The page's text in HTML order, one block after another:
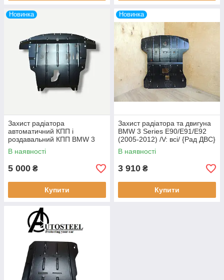
Новинка
Захист радіатора
автоматичний КПП і
роздавальний КПП BMW 3
Series E90/E91/E92 (2005-
2012) /V: все/
В наявності
5 000 ₴
Купити
Новинка
Захист радіатора та двигуна
BMW 3 Series E90/E91/E92
(2005-2012) /V: всі/ {Рад ДВС}
КГМ
В наявності
3 910 ₴
Купити